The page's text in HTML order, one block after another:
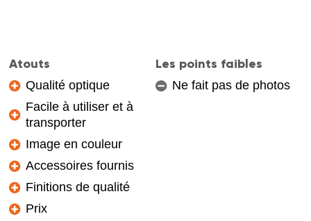
Atouts
Qualité optique
Facile à utiliser et à
transporter
Image en couleur
Accessoires fournis
Finitions de qualité
Prix
Les points faibles
Ne fait pas de photos